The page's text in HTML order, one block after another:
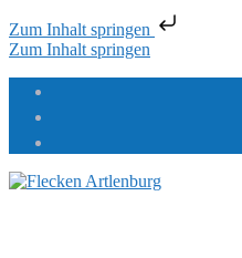
Zum Inhalt springen
Zum Inhalt springen